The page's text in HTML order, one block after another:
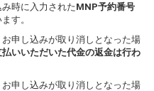
時に入力されたMNP予約番号
す。
申し込みが取り消しとなった場
払いいただいた代金の返金は行わ
申し込みが取り消しとなった場